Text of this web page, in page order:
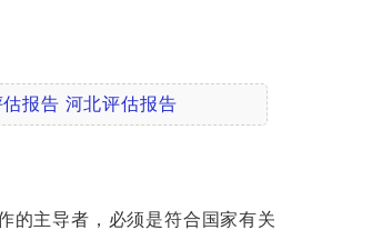
报告 河北评估报告
主导者，必须是符合国家有关